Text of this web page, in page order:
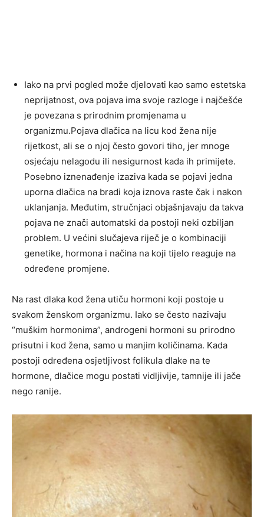
Iako na prvi pogled može djelovati kao samo estetska
neprijatnost, ova pojava ima svoje razloge i najčešće
je povezana s prirodnim promjenama u
organizmu.Pojava dlačica na licu kod žena nije
rijetkost, ali se o njoj često govori tiho, jer mnoge
osjećaju nelagodu ili nesigurnost kada ih primijete.
Posebno iznenađenje izaziva kada se pojavi jedna
uporna dlačica na bradi koja iznova raste čak i nakon
uklanjanja. Međutim, stručnjaci objašnjavaju da takva
pojava ne znači automatski da postoji neki ozbiljan
problem. U većini slučajeva riječ je o kombinaciji
genetike, hormona i načina na koji tijelo reaguje na
određene promjene.
Na rast dlaka kod žena utiču hormoni koji postoje u
svakom ženskom organizmu. Iako se često nazivaju
“muškim hormonima”, androgeni hormoni su prirodno
prisutni i kod žena, samo u manjim količinama. Kada
postoji određena osjetljivost folikula dlake na te
hormone, dlačice mogu postati vidljivije, tamnije ili jače
nego ranije.